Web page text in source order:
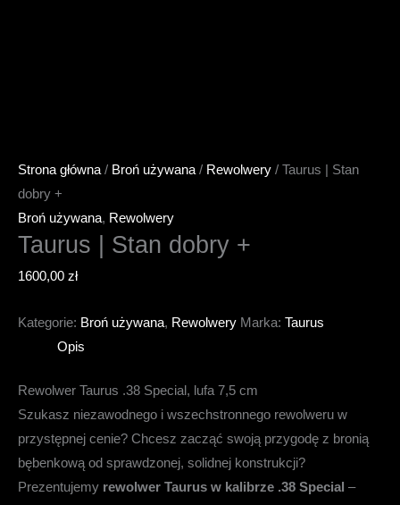
Strona główna/ Broń używana/ Rewolwery / Taurus | Stan
dobry +
Broń używana, Rewolwery
Taurus | Stan dobry +
1600,00 zł
Kategorie: Broń używana, Rewolwery Marka: Taurus
Opis
Rewolwer Taurus .38 Special, lufa 7,5 cm
Szukasz niezawodnego i wszechstronnego rewolweru w
przystępnej cenie? Chcesz zacząć swoją przygodę z bronią
bębenkową od sprawdzonej, solidnej konstrukcji?
Prezentujemy rewolwer Taurus w kalibrze .38 Special –